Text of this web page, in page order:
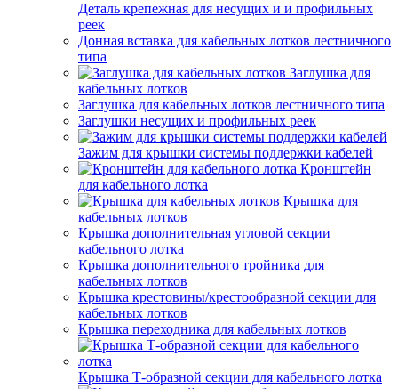
Деталь крепежная для несущих и и профильных
реек
Донная вставка для кабельных лотков лестничного
типа
Заглушка для
кабельных лотков
Заглушка для кабельных лотков лестничного типа
Заглушки несущих и профильных реек
Зажим для крышки системы поддержки кабелей
Кронштейн
для кабельного лотка
Крышка для
кабельных лотков
Крышка дополнительная угловой секции
кабельного лотка
Крышка дополнительного тройника для
кабельных лотков
Крышка крестовины/крестообразной секции для
кабельных лотков
Крышка переходника для кабельных лотков
Крышка Т-образной секции для кабельного лотка